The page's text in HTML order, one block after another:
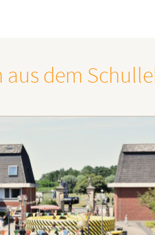
aus dem